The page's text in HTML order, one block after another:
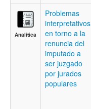
Analítica
Problemas
interpretativos
en torno a la
renuncia del
imputado a
ser juzgado
por jurados
populares